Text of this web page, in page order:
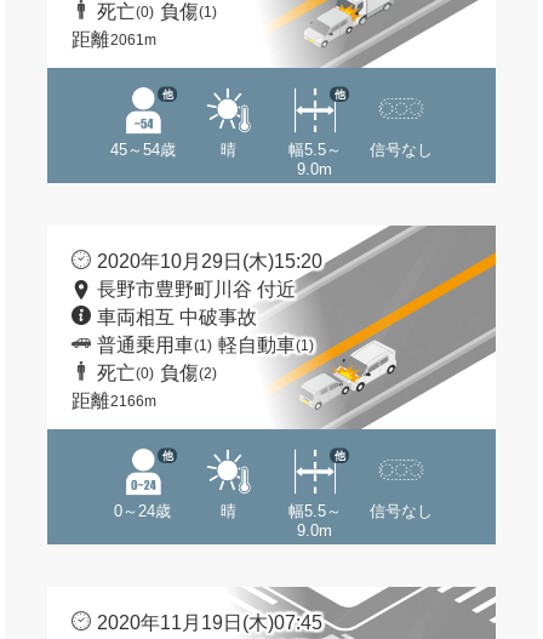
死亡(0) 負傷(1)
距離2061m
45～54歳
他
晴
幅5.5～
9.0m
他
信号なし
2020年10月29日(木)15:20
長野市豊野町川谷 付近
車両相互 中破事故
普通乗用車(1) 軽自動車(1)
死亡(0) 負傷(2)
距離2166m
0～24歳
他
晴
幅5.5～
9.0m
他
信号なし
2020年11月19日(木)07:45